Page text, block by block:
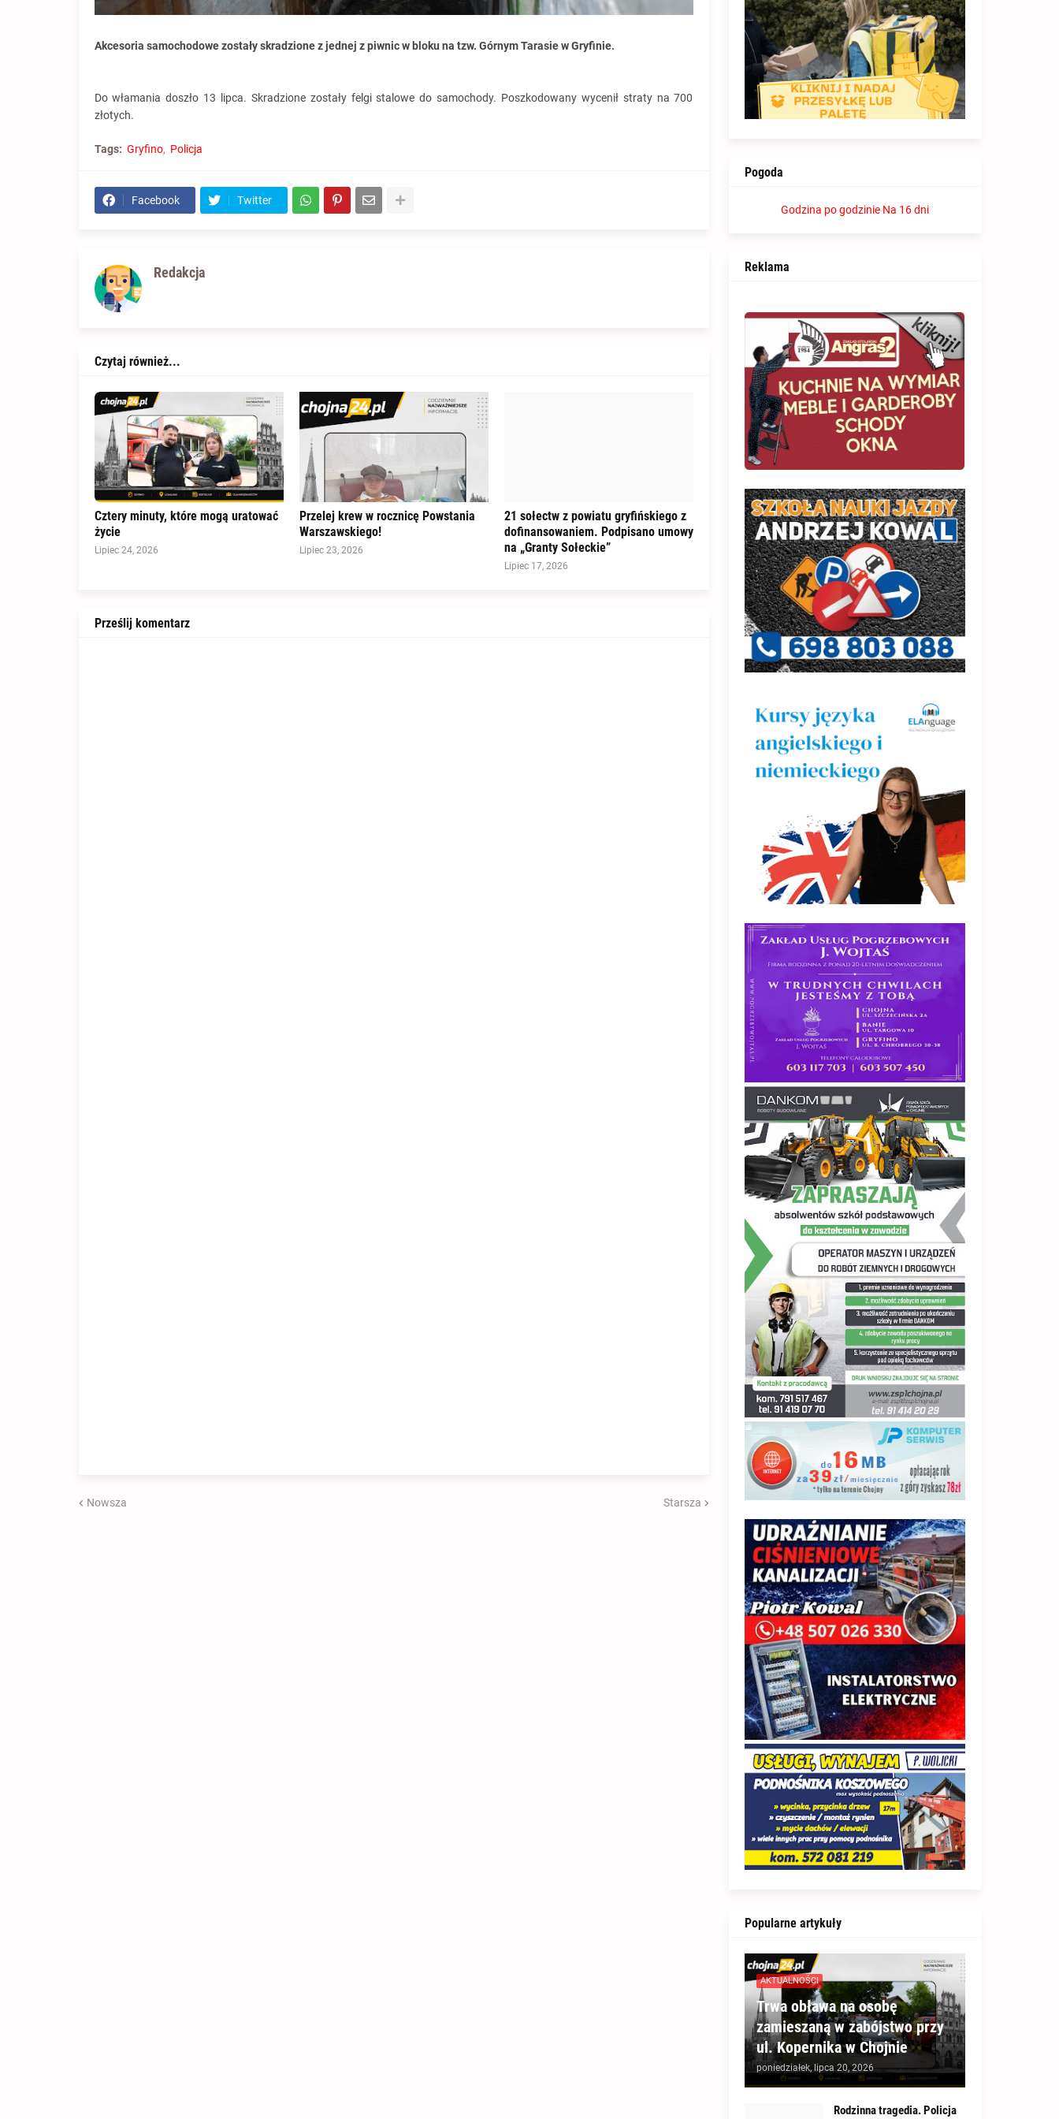
Akcesoria samochodowe zostały skradzione z jednej z piwnic w bloku na tzw. Górnym Tarasie w Gryfinie.
Do włamania doszło 13 lipca. Skradzione zostały felgi stalowe do samochody. Poszkodowany wycenił straty na 700
złotych.
Tags: Gryfino Policja
Facebook Twitter
Redakcja
Czytaj również...
Cztery minuty, które mogą uratować
życie
Lipiec 24, 2026
Przelej krew w rocznicę Powstania
Warszawskiego!
Lipiec 23, 2026
21 sołectw z powiatu gryfińskiego z
dofinansowaniem. Podpisano umowy
na „Granty Sołeckie”
Lipiec 17, 2026
Prześlij komentarz
Nowsza Starsza
Pogoda
Godzina po godzinie Na 16 dni
Reklama
Popularne artykuły
AKTUALNOŚCI
Trwa obława na osobę
zamieszaną w zabójstwo przy
ul. Kopernika w Chojnie
poniedziałek, lipca 20, 2026
Rodzinna tragedia. Policja